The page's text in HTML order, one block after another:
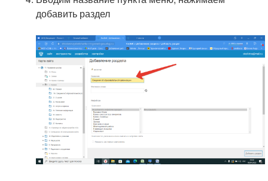
добавить раздел